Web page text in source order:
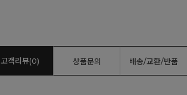
고객리뷰(0) 상품문의 배송/교환/반품